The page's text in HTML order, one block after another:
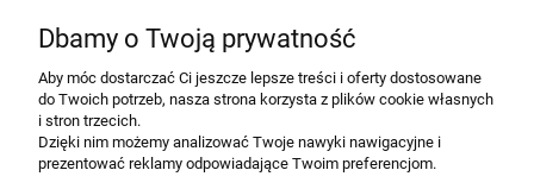
Wyrażam zgodę na przesyłanie informacji
handlowej na poniższy adres email. Więcej w
Dbamy o Twoją prywatność
Aby móc dostarczać Ci jeszcze lepsze treści i oferty dostosowane
do Twoich potrzeb, nasza strona korzysta z plików cookie własnych
i stron trzecich.
Dzięki nim możemy analizować Twoje nawyki nawigacyjne i
prezentować reklamy odpowiadające Twoim preferencjom.